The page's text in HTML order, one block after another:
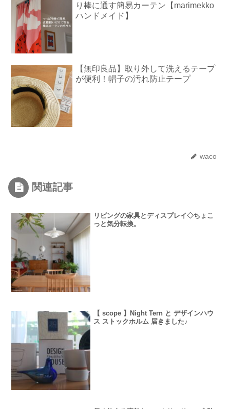
り棒に通す簡易カーテン【marimekko
ハンドメイド】
【無印良品】取り外して洗えるテープ
が便利！帽子の汚れ防止テープ
waco
関連記事
リビングの家具とディスプレイ◇ちょこ
っと気分転換。
【 scope 】Night Tern と デザインハウ
ス ストックホルム 届きました♪